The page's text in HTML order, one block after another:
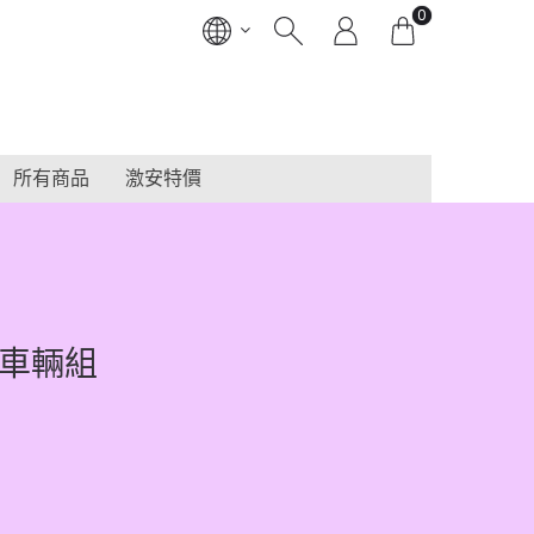
0
所有商品 激安特價
輛組